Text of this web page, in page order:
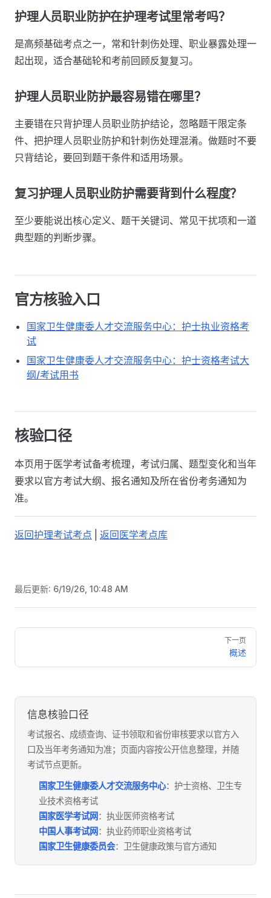
护理人员职业防护在护理考试里常考吗？
是高频基础考点之一，常和针刺伤处理、职业暴露处理一
起出现，适合基础轮和考前回顾反复复习。
护理人员职业防护最容易错在哪里？
主要错在只背护理人员职业防护结论，忽略题干限定条
件、把护理人员职业防护和针刺伤处理混淆。做题时不要
只背结论，要回到题干条件和适用场景。
复习护理人员职业防护需要背到什么程度？
至少要能说出核心定义、题干关键词、常见干扰项和一道
典型题的判断步骤。
官方核验入口
国家卫生健康委人才交流服务中心：护士执业资格考
试
国家卫生健康委人才交流服务中心：护士资格考试大
纲/考试用书
核验口径
本页用于医学考试备考梳理，考试归属、题型变化和当年
要求以官方考试大纲、报名通知及所在省份考务通知为
准。
返回护理考试考点 返回医学考点库
最后更新: 6/19/26, 10:48 AM
Pager
下一页
概述
信息核验口径
考试报名、成绩查询、证书领取和省份审核要求以官方入
口及当年考务通知为准；页面内容按公开信息整理，并随
考试节点更新。
国家卫生健康委人才交流服务中心：护士资格、卫生专
业技术资格考试
国家医学考试网 ：执业医师资格考试
中国人事考试网 ：执业药师职业资格考试
国家卫生健康委员会：卫生健康政策与官方通知